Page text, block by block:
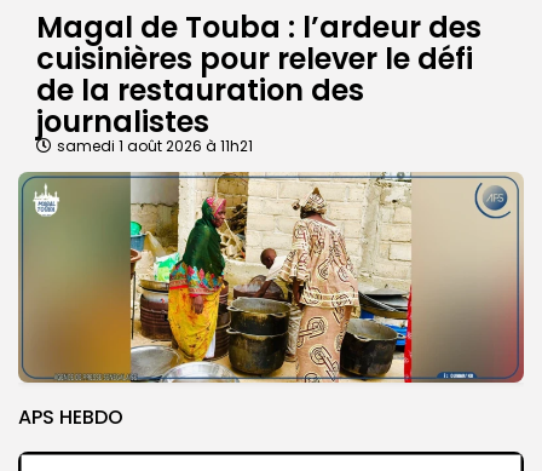
Magal de Touba : l’ardeur des
cuisinières pour relever le défi
de la restauration des
journalistes
samedi 1 août 2026 à 11h21
APS HEBDO